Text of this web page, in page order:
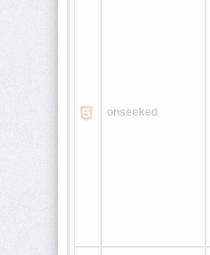
onseeked